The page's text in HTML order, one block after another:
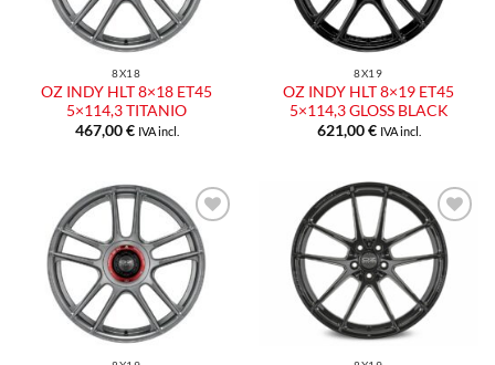
8X18
OZ INDY HLT 8×18 ET45
5×114,3 TITANIO
467,00€ IVA incl.
8X19
OZ INDY HLT 8×19 ET45
5×114,3 GLOSS BLACK
621,00€ IVA incl.
Aggiungi
alla lista
dei
desideri
Aggiungi
alla lista
dei
desideri